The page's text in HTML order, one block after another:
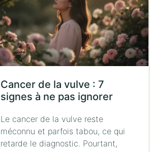
Cancer de la vulve : 7
signes à ne pas ignorer
Le cancer de la vulve reste
méconnu et parfois tabou, ce qui
retarde le diagnostic. Pourtant,